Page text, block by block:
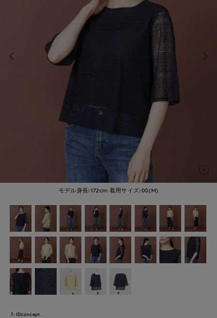
モデル身長:172cm 着用サイズ:00(M)
7-IDconcept.